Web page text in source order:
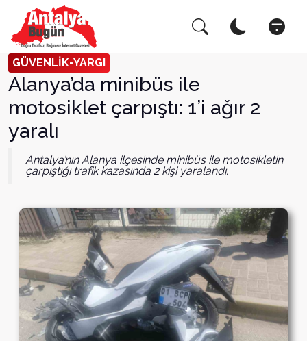
GÜVENLİK-YARGI
Alanya’da minibüs ile
motosiklet çarpıştı: 1’i ağır 2
yaralı
Antalya’nın Alanya ilçesinde minibüs ile motosikletin
çarpıştığı trafik kazasında 2 kişi yaralandı.
Arama Yap! Kapat